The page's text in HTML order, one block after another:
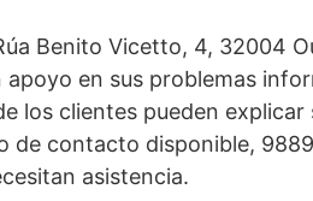
Benito Vicetto, 4, 32004
apoyo en sus problemas
los clientes pueden
de contacto disponible,
asistencia.